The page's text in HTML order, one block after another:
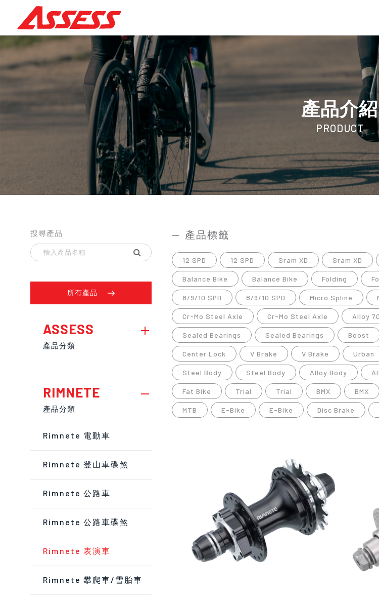
產品介紹
PRODUCT
搜尋產品
所有產品
ASSESS
產品分類
RIMNETE
產品分類
Rimnete 電動車
Rimnete 登山車碟煞
Rimnete 公路車
Rimnete 公路車碟煞
Rimnete 表演車
Rimnete 攀爬車/雪胎車
產品標籤
12 SPD 12 SPD Sram XD Sram XD
Balance Bike Balance Bike Folding
8/9/10 SPD 8/9/10 SPD Micro Spline
Cr-Mo Steel Axle Cr-Mo Steel Axle Alloy
Sealed Bearings Sealed Bearings Boost
Center Lock V Brake V Brake Urban
Steel Body Steel Body Alloy Body
Fat Bike Trial Trial BMX BMX
MTB E-Bike E-Bike Disc Brake